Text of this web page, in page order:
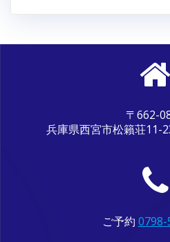
〒662-
兵庫県西宮市松籟荘11-
ご予約